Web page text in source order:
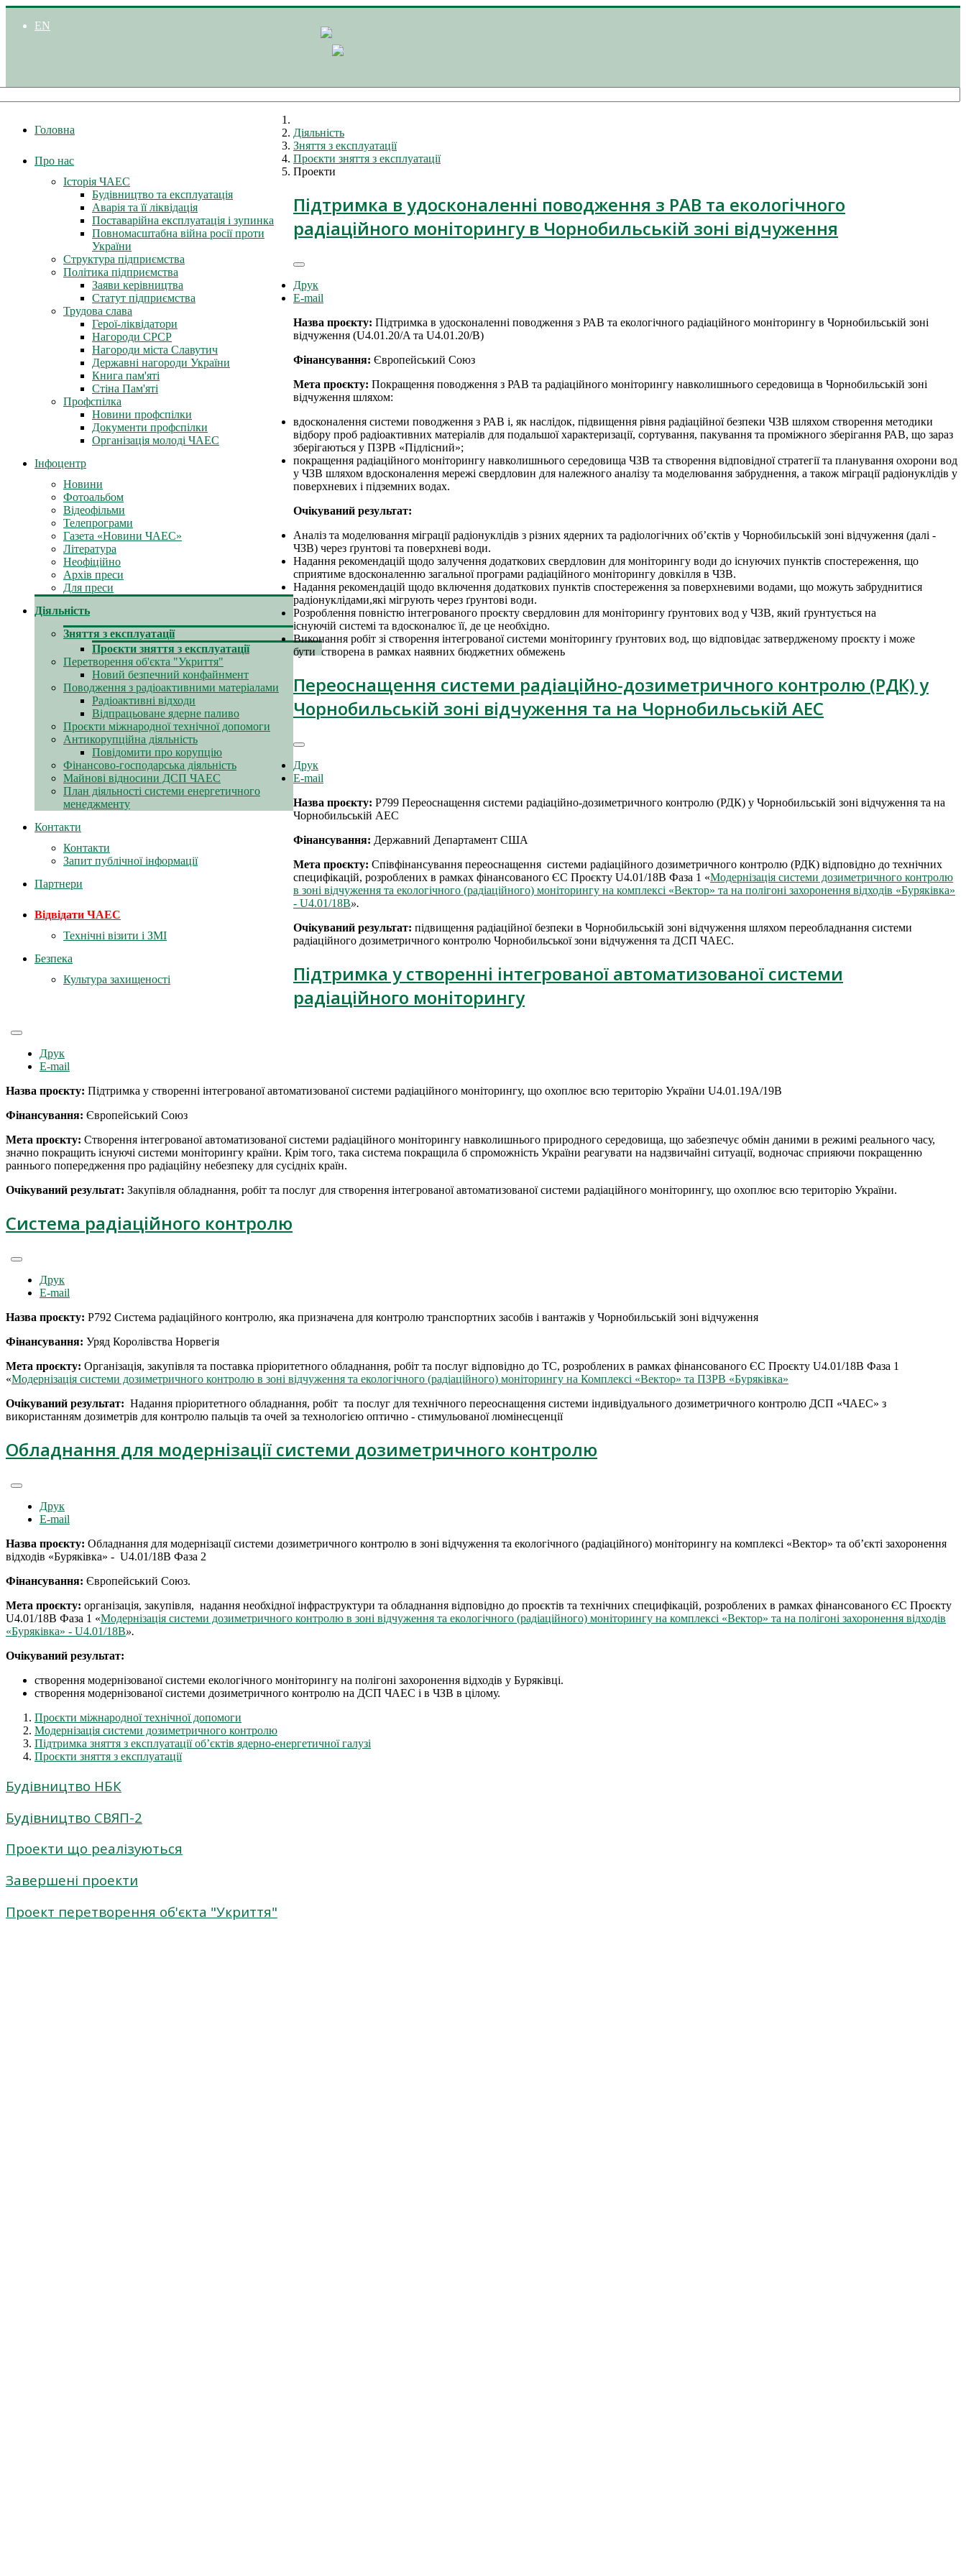
EN
Головна
Про нас
Історія ЧАЕС
Будівництво та експлуатація
Аварія та її ліквідація
Поставарійна експлуатація і зупинка
Повномасштабна війна росії проти
України
Структура підприємства
Політика підприємства
Заяви керівництва
Статут підприємства
Трудова слава
Герої-ліквідатори
Нагороди СРСР
Нагороди міста Славутич
Державні нагороди України
Книга пам'яті
Стіна Пам'яті
Профспілка
Новини профспілки
Документи профспілки
Організація молоді ЧАЕС
Інфоцентр
Новини
Фотоальбом
Відеофільми
Телепрограми
Газета «Новини ЧАЕС»
Література
Неофіційно
Архів преси
Для преси
Діяльність
Зняття з експлуатації
Проєкти зняття з експлуатації
Перетворення об'єкта "Укриття"
Новий безпечний конфайнмент
Поводження з радіоактивними матеріалами
Радіоактивні відходи
Відпрацьоване ядерне паливо
Проєкти міжнародної технічної допомоги
Антикорупційна діяльність
Повідомити про корупцію
Фінансово-господарська діяльність
Майнові відносини ДСП ЧАЕС
План діяльності системи енергетичного
менеджменту
Контакти
Контакти
Запит публічної інформації
Партнери
Відвідати ЧАЕС
Технічні візити і ЗМІ
Безпека
Культура захищеності
Діяльність
Зняття з експлуатації
Проєкти зняття з експлуатації
Проекти
Підтримка в удосконаленні поводження з РАВ та екологічного
радіаційного моніторингу в Чорнобильській зоні відчуження
Друк
E-mail
Назва проєкту: Підтримка в удосконаленні поводження з РАВ та екологічного радіаційного моніторингу в Чорнобильській зоні
відчуження (U4.01.20/A та U4.01.20/B)
Фінансування: Європейський Союз
Мета проєкту: Покращення поводження з РАВ та радіаційного моніторингу навколишнього середовища в Чорнобильській зоні
відчуження шляхом:
вдосконалення системи поводження з РАВ і, як наслідок, підвищення рівня радіаційної безпеки ЧЗВ шляхом створення методики
відбору проб радіоактивних матеріалів для подальшої характеризації, сортування, пакування та проміжного зберігання РАВ, що зараз
зберігаються у ПЗРВ «Підлісний»;
покращення радіаційного моніторингу навколишнього середовища ЧЗВ та створення відповідної стратегії та планування охорони вод
у ЧЗВ шляхом вдосконалення мережі свердловин для належного аналізу та моделювання забруднення, а також міграції радіонуклідів у
поверхневих і підземних водах.
Очікуваний результат:
Аналіз та моделювання міграції радіонуклідів з різних ядерних та радіологічних об’єктів у Чорнобильській зоні відчуження (далі -
ЧЗВ) через ґрунтові та поверхневі води.
Надання рекомендацій щодо залучення додаткових свердловин для моніторингу води до існуючих пунктів спостереження, що
сприятиме вдосконаленню загальної програми радіаційного моніторингу довкілля в ЧЗВ.
Надання рекомендацій щодо включення додаткових пунктів спостереження за поверхневими водами, що можуть забруднитися
радіонуклідами,які мігрують через ґрунтові води.
Розроблення повністю інтегрованого проєкту свердловин для моніторингу ґрунтових вод у ЧЗВ, який ґрунтується на
існуючій системі та вдосконалює її, де це необхідно.
Виконання робіт зі створення інтегрованої системи моніторингу ґрунтових вод, що відповідає затвердженому проєкту і може
бути створена в рамках наявних бюджетних обмежень
Переоснащення системи радіаційно-дозиметричного контролю (РДК) у
Чорнобильській зоні відчуження та на Чорнобильській АЕС
Друк
E-mail
Назва проєкту: Р799 Переоснащення системи радіаційно-дозиметричного контролю (РДК) у Чорнобильській зоні відчуження та на
Чорнобильській АЕС
Фінансування: Державний Департамент США
Мета проєкту: Співфінансування переоснащення системи радіаційного дозиметричного контролю (РДК) відповідно до технічних
специфікацій, розроблених в рамках фінансованого ЄС Проєкту U4.01/18B Фаза 1 «Mодернізація системи дозиметричного контролю
в зоні відчуження та екологічного (радіаційного) моніторингу на комплексі «Вектор» та на полігоні захоронення відходів «Буряківка»
- U4.01/18B».
Очікуваний результат: підвищення радіаційної безпеки в Чорнобильській зоні відчуження шляхом переобладнання системи
радіаційного дозиметричного контролю Чорнобильської зони відчуження та ДСП ЧАЕС.
Підтримка у створенні інтегрованої автоматизованої системи
радіаційного моніторингу
Друк
E-mail
Назва проєкту: Підтримка у створенні інтегрованої автоматизованої системи радіаційного моніторингу, що охоплює всю територію України U4.01.19A/19B
Фінансування: Європейський Союз
Мета проєкту: Створення інтегрованої автоматизованої системи радіаційного моніторингу навколишнього природного середовища, що забезпечує обмін даними в режимі реального часу,
значно покращить існуючі системи моніторингу країни. Крім того, така система покращила б спроможність України реагувати на надзвичайні ситуації, водночас сприяючи покращенню
раннього попередження про радіаційну небезпеку для сусідніх країн.
Очікуваний результат: Закупівля обладнання, робіт та послуг для створення інтегрованої автоматизованої системи радіаційного моніторингу, що охоплює всю територію України.
Система радіаційного контролю
Друк
E-mail
Назва проєкту: Р792 Система радіаційного контролю, яка призначена для контролю транспортних засобів і вантажів у Чорнобильській зоні відчуження
Фінансування: Уряд Королівства Норвегія
Мета проєкту: Організація, закупівля та поставка пріоритетного обладнання, робіт та послуг відповідно до ТС, розроблених в рамках фінансованого ЄС Проєкту U4.01/18B Фаза 1
«Модернізація системи дозиметричного контролю в зоні відчуження та екологічного (радіаційного) моніторингу на Комплексі «Вектор» та ПЗРВ «Буряківка»
Очікуваний результат: Надання пріоритетного обладнання, робіт та послуг для технічного переоснащення системи індивідуального дозиметричного контролю ДСП «ЧАЕС» з
використанням дозиметрів для контролю пальців та очей за технологією оптично - стимульованої люмінесценції
Обладнання для модернізації системи дозиметричного контролю
Друк
E-mail
Назва проєкту: Обладнання для модернізації системи дозиметричного контролю в зоні відчуження та екологічного (радіаційного) моніторингу на комплексі «Вектор» та об’єкті захоронення
відходів «Буряківка» - U4.01/18B Фаза 2
Фінансування: Європейський Союз.
Мета проєкту: організація, закупівля, надання необхідної інфраструктури та обладнання відповідно до проєктів та технічних специфікацій, розроблених в рамках фінансованого ЄС Проєкту
U4.01/18B Фаза 1 «Mодернізація системи дозиметричного контролю в зоні відчуження та екологічного (радіаційного) моніторингу на комплексі «Вектор» та на полігоні захоронення відходів
«Буряківка» - U4.01/18B».
Очікуваний результат:
створення модернізованої системи екологічного моніторингу на полігоні захоронення відходів у Буряківці.
створення модернізованої системи дозиметричного контролю на ДСП ЧАЕС і в ЧЗВ в цілому.
Проєкти міжнародної технічної допомоги
Модернізація системи дозиметричного контролю
Підтримка зняття з експлуатації об’єктів ядерно-енергетичної галузі
Проєкти зняття з експлуатації
Будівництво НБК
Будівництво СВЯП-2
Проекти що реалізуються
Завершені проекти
Проект перетворення об'єкта "Укриття"